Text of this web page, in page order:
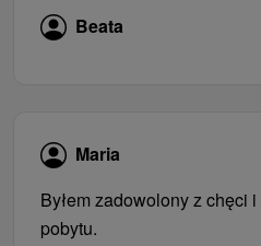
Beata
Maria
Byłem zadowolony z chęci
pobytu.